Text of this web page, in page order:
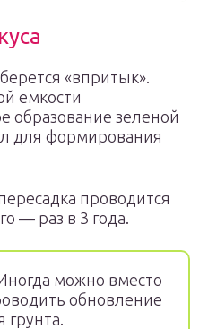
«впритык».
емкости
образование зеленой
для формирования
проводится
— раз в 3 года.
можно вместо
обновление
грунта.